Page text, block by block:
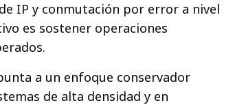
IP y conmutación por error a nivel
es sostener operaciones
a un enfoque conservador
de alta densidad y en